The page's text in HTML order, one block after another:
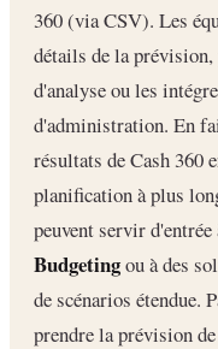
360 (via CSV). Les
détails de la
d'analyse ou les
d'administration. En
résultats de Cash 360
planification à plus
peuvent servir
Budgetingou à des
de scénarios étendue.
prendre la prévision